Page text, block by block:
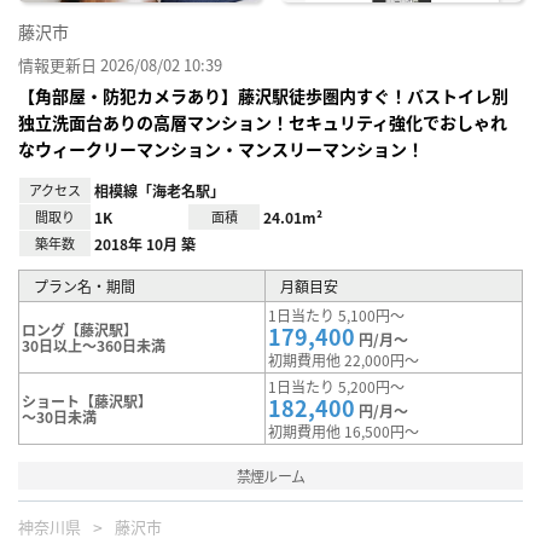
藤沢市
情報更新日 2026/08/02 10:39
【角部屋・防犯カメラあり】藤沢駅徒歩圏内すぐ！バストイレ別
独立洗面台ありの高層マンション！セキュリティ強化でおしゃれ
なウィークリーマンション・マンスリーマンション！
アクセス 相模線「海老名駅」
間取り 1K 面積 24.01m²
築年数 2018年 10月 築
プラン名・期間 月額目安
ロング【藤沢駅】
30日以上～360日未満
1日当たり 5,100円～
179,400 円/月～
初期費用他 22,000円～
ショート【藤沢駅】
～30日未満
1日当たり 5,200円～
182,400 円/月～
初期費用他 16,500円～
禁煙ルーム
神奈川県 藤沢市